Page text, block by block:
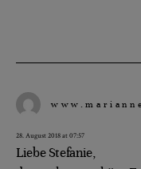
28. August 2018 at 07:57
Liebe Stefanie,